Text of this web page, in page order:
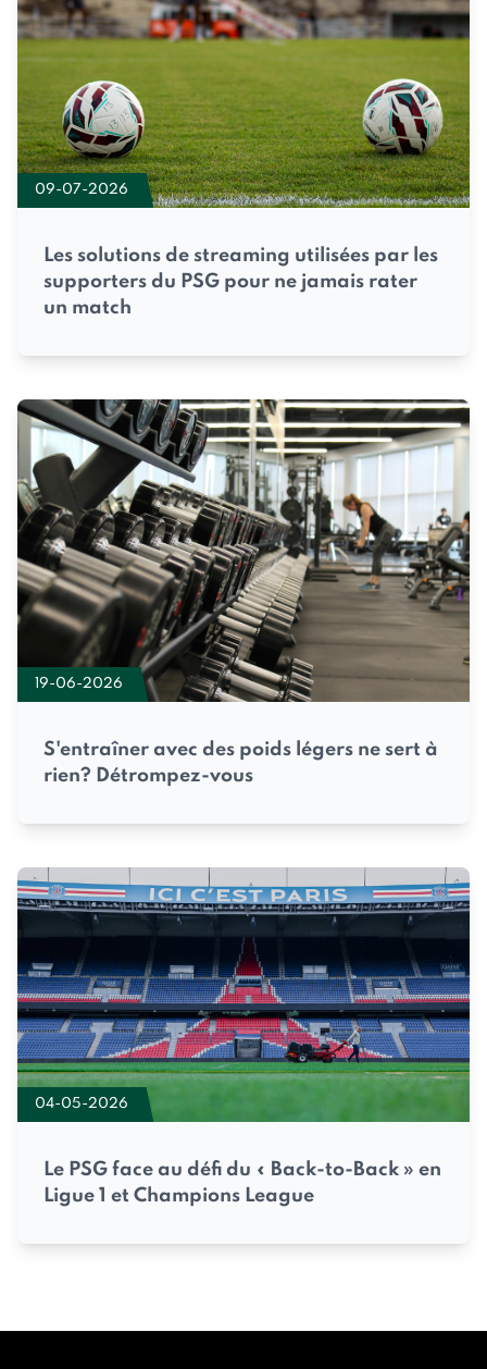
09-07-2026
Les solutions de streaming utilisées par les
supporters du PSG pour ne jamais rater
un match
19-06-2026
S'entraîner avec des poids légers ne sert à
rien? Détrompez-vous
04-05-2026
Le PSG face au défi du « Back-to-Back » en
Ligue 1 et Champions League